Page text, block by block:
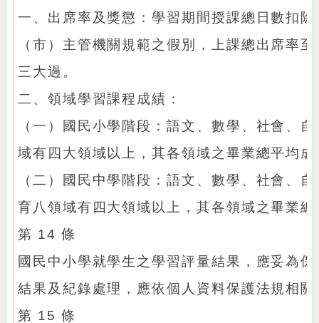
一、出席率及獎懲：學習期間授課總日數扣
（市）主管機關規範之假別，上課總出席率
三大過。
二、領域學習課程成績：
（一）國民小學階段：語文、數學、社會、
域有四大領域以上，其各領域之畢業總平均
（二）國民中學階段：語文、數學、社會、
育八領域有四大領域以上，其各領域之畢業
第 14 條
國民中小學就學生之學習評量結果，應妥為
結果及紀錄處理，應依個人資料保護法規相
第 15 條